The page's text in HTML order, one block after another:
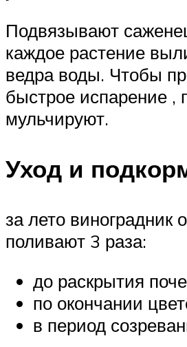
Подвязывают
каждое растение
ведра воды. Чтобы
быстрое испарение ,
мульчируют.
Уход и
за лето виноградник
поливают 3 раза:
до раскрытия
по окончании
в период